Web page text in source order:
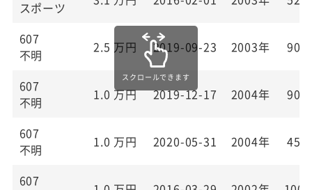
スポーツ
607
不明
2.5 万円 2019-09-23 2003年
607
不明
1.0 万円 2019-12-17 2004年
607
不明
1.0 万円 2020-05-31 2004年
607